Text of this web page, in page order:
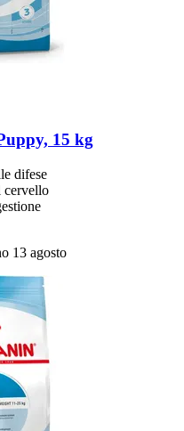
15 kg
difese
cervello
13 agosto